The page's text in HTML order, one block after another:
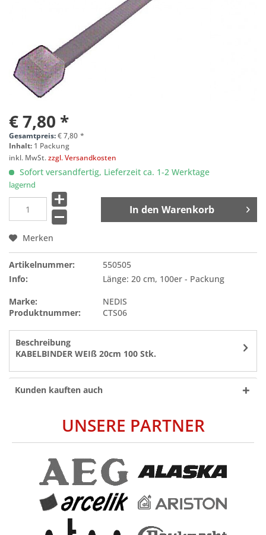
€ 7,80 *
Gesamtpreis:€7,80 *
Inhalt: 1 Packung
inkl. MwSt.zzgl. Versandkosten
Sofort versandfertig, Lieferzeit ca. 1-2 Werktage
lagernd
In den Warenkorb
Merken
Artikelnummer:
550505
Info:
Länge: 20 cm, 100er - Packung
Marke:
NEDIS
Produktnummer:
CTS06
Beschreibung
KABELBINDER WEIß 20cm 100 Stk.
Kunden kauften auch
UNSERE PARTNER